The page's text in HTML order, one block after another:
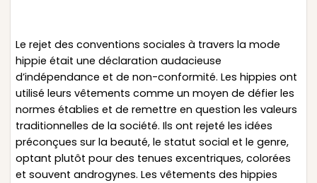
Le rejet des conventions sociales à travers la mode
hippie était une déclaration audacieuse
d’indépendance et de non-conformité. Les hippies ont
utilisé leurs vêtements comme un moyen de défier les
normes établies et de remettre en question les valeurs
traditionnelles de la société. Ils ont rejeté les idées
préconçues sur la beauté, le statut social et le genre,
optant plutôt pour des tenues excentriques, colorées
et souvent androgynes. Les vêtements des hippies